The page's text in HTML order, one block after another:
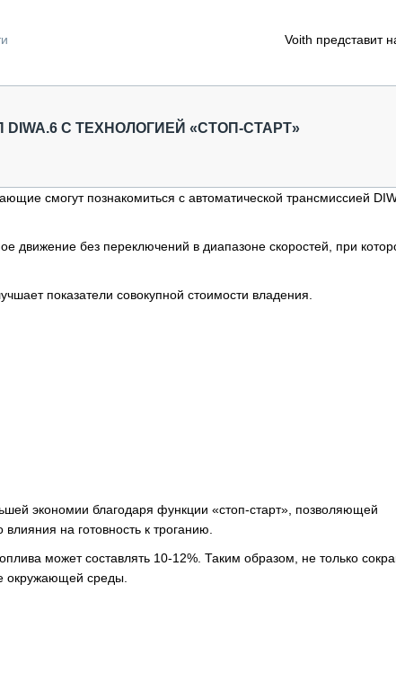
БЛИЖАЙШИЕ МЕРОПРИЯТИЯ
Voith представит
DIWA.6 С ТЕХНОЛОГИЕЙ «СТОП-СТАРТ»
смогут познакомиться с автоматической трансмиссией
движение без переключений в диапазоне скоростей, при
показатели совокупной стоимости владения.
экономии благодаря функции «стоп-старт», позволяющей
на готовность к троганию.
может составлять 10-12%. Таким образом, не только
окружающей среды.